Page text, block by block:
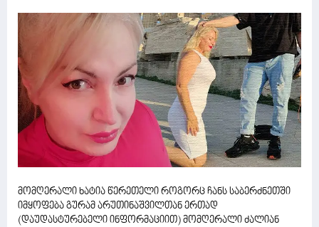
მომღერალი ხატია წერეთელი როგორც ჩანს საბერძნეთში
იმყოფება გურამ არუთინაშვილთან ერთად
(დაუდასტურებელი ინფორმაციით) მომღერალი ძალიან